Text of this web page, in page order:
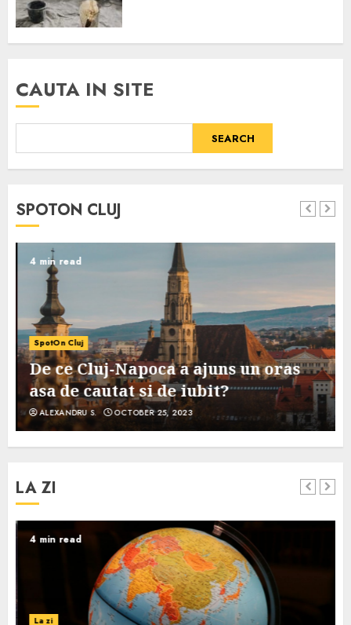
CAUTA IN SITE
SEARCH
SPOTON CLUJ
4 min read
SpotOn Cluj
De ce Cluj-Napoca a ajuns un oras
asa de cautat si de iubit?
ALEXANDRU S. OCTOBER 25, 2023
LA ZI
4 min read
La zi